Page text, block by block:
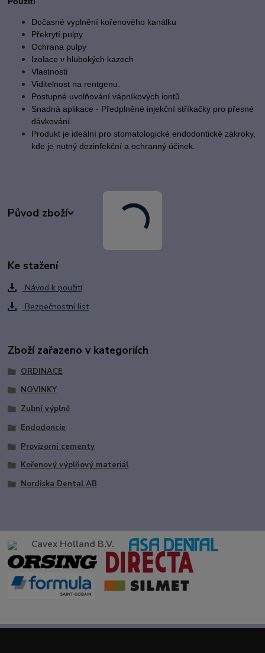
Dočasné vyplnění kořenového kanálku
Překrytí pulpy
Ochrana pulpy
Izolace v hlubokých kazech
Vlastnosti
Viditelnost na rentgenu.
Postupné uvolňování vápníkových iontů.
Snadná aplikace - Předplněné injekční stříkačky pro přesné
dávkování.
Produkt je ideální pro stomatologické endodontické zákroky,
kde je nutný dezinfekční a ochranný účinek.
Původ zboží
Ke stažení
Návod k použití
Bezpečnostní list
Zboží zařazeno v kategoriích
ORDINACE
NOVINKY
Zubní výplně
Endodoncie
Provizorní cementy
Kořenový výplňový materiál
Nordiska Dental AB
Cavex Holland B.V.